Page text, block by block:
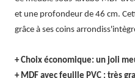
et une profondeur de 46 cm.
grâce à ses coins
+ Choix économique: un joli
+ MDF avec feuille PVC : très